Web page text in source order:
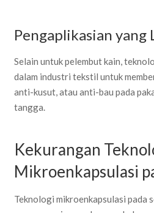
Pengaplikasian yang
Selain untuk pelembut kain,
dalam industri tekstil untuk
anti-kusut, atau anti-bau pada
tangga.
Kekurangan
Mikroenkapsulasi
Teknologi mikroenkapsulasi pada